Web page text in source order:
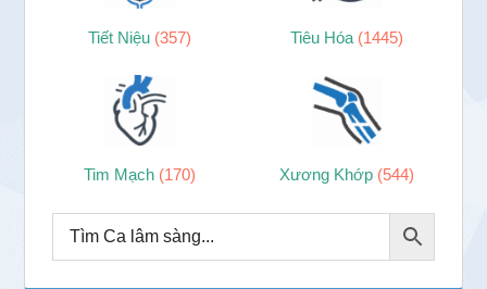
Tiết Niệu (357) Tiêu Hóa (1445)
Tim Mạch (170) Xương Khớp (544)